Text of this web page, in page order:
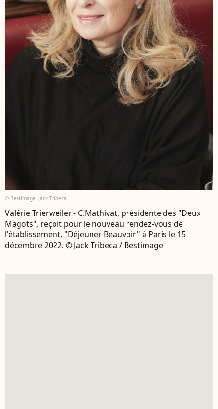
© BestImage, Jack Tribeca
Valérie Trierweiler - C.Mathivat, présidente des "Deux
Magots", reçoit pour le nouveau rendez-vous de
l'établissement, "Déjeuner Beauvoir" à Paris le 15
décembre 2022. © Jack Tribeca / Bestimage